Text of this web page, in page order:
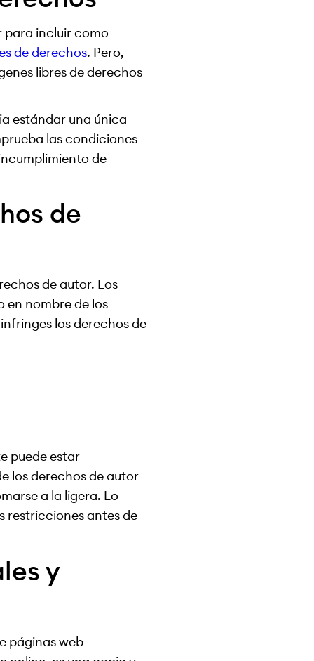
para incluir como
de derechos. Pero,
libres de derechos
estándar una única
las condiciones
de
de
de autor. Los
en nombre de los
los derechos de
puede estar
los derechos de autor
a la ligera. Lo
restricciones antes de
y
páginas web